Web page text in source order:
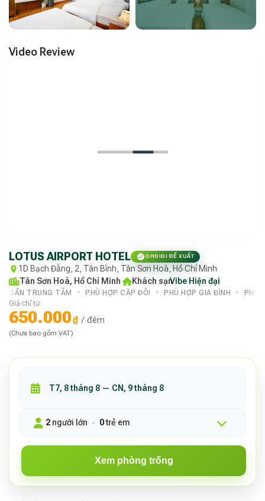
Video Review
LOTUS AIRPORT HOTEL OHDIDI ĐỀ XUẤT
1D Bạch Đằng, 2, Tân Bình, Tân Sơn Hoà, Hồ Chí Minh
Tân Sơn Hoà, Hồ Chí Minh· Khách sạn·
Vibe Hiện đại
GẦN TRUNG TÂM PHÙ HỢP CẶP ĐÔI PHÙ HỢP GIA ĐÌNH
PHÙ
Giá chỉ từ
650.000₫ / đêm
(Chưa bao gồm VAT)
2 người lớn 0trẻ em
Xem phòng trống